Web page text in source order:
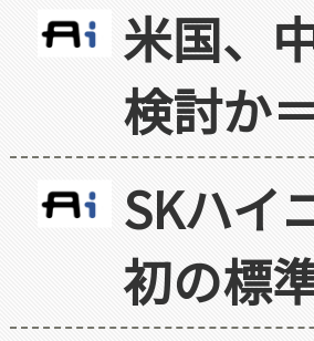
米国、
検討か
SKハイ
初の標